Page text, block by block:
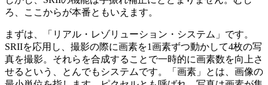
ろ、ここからが本番ともいえます。
まずは、「リアル・レゾリューション・システム」です。
SRIIを応用し、撮影の際に画素を1画素ずつ動かして4枚の写
真を撮影。それらを合成することで一時的に画素数を向上さ
せるという、とんでもシステムです。「画素」とは、画像の